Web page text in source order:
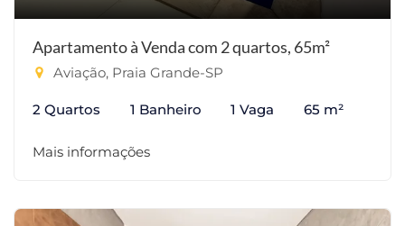
Apartamento à Venda com 2 quartos, 65m²
Aviação, Praia Grande-SP
2 Quartos 1 Banheiro 1 Vaga 65 m²
Mais informações